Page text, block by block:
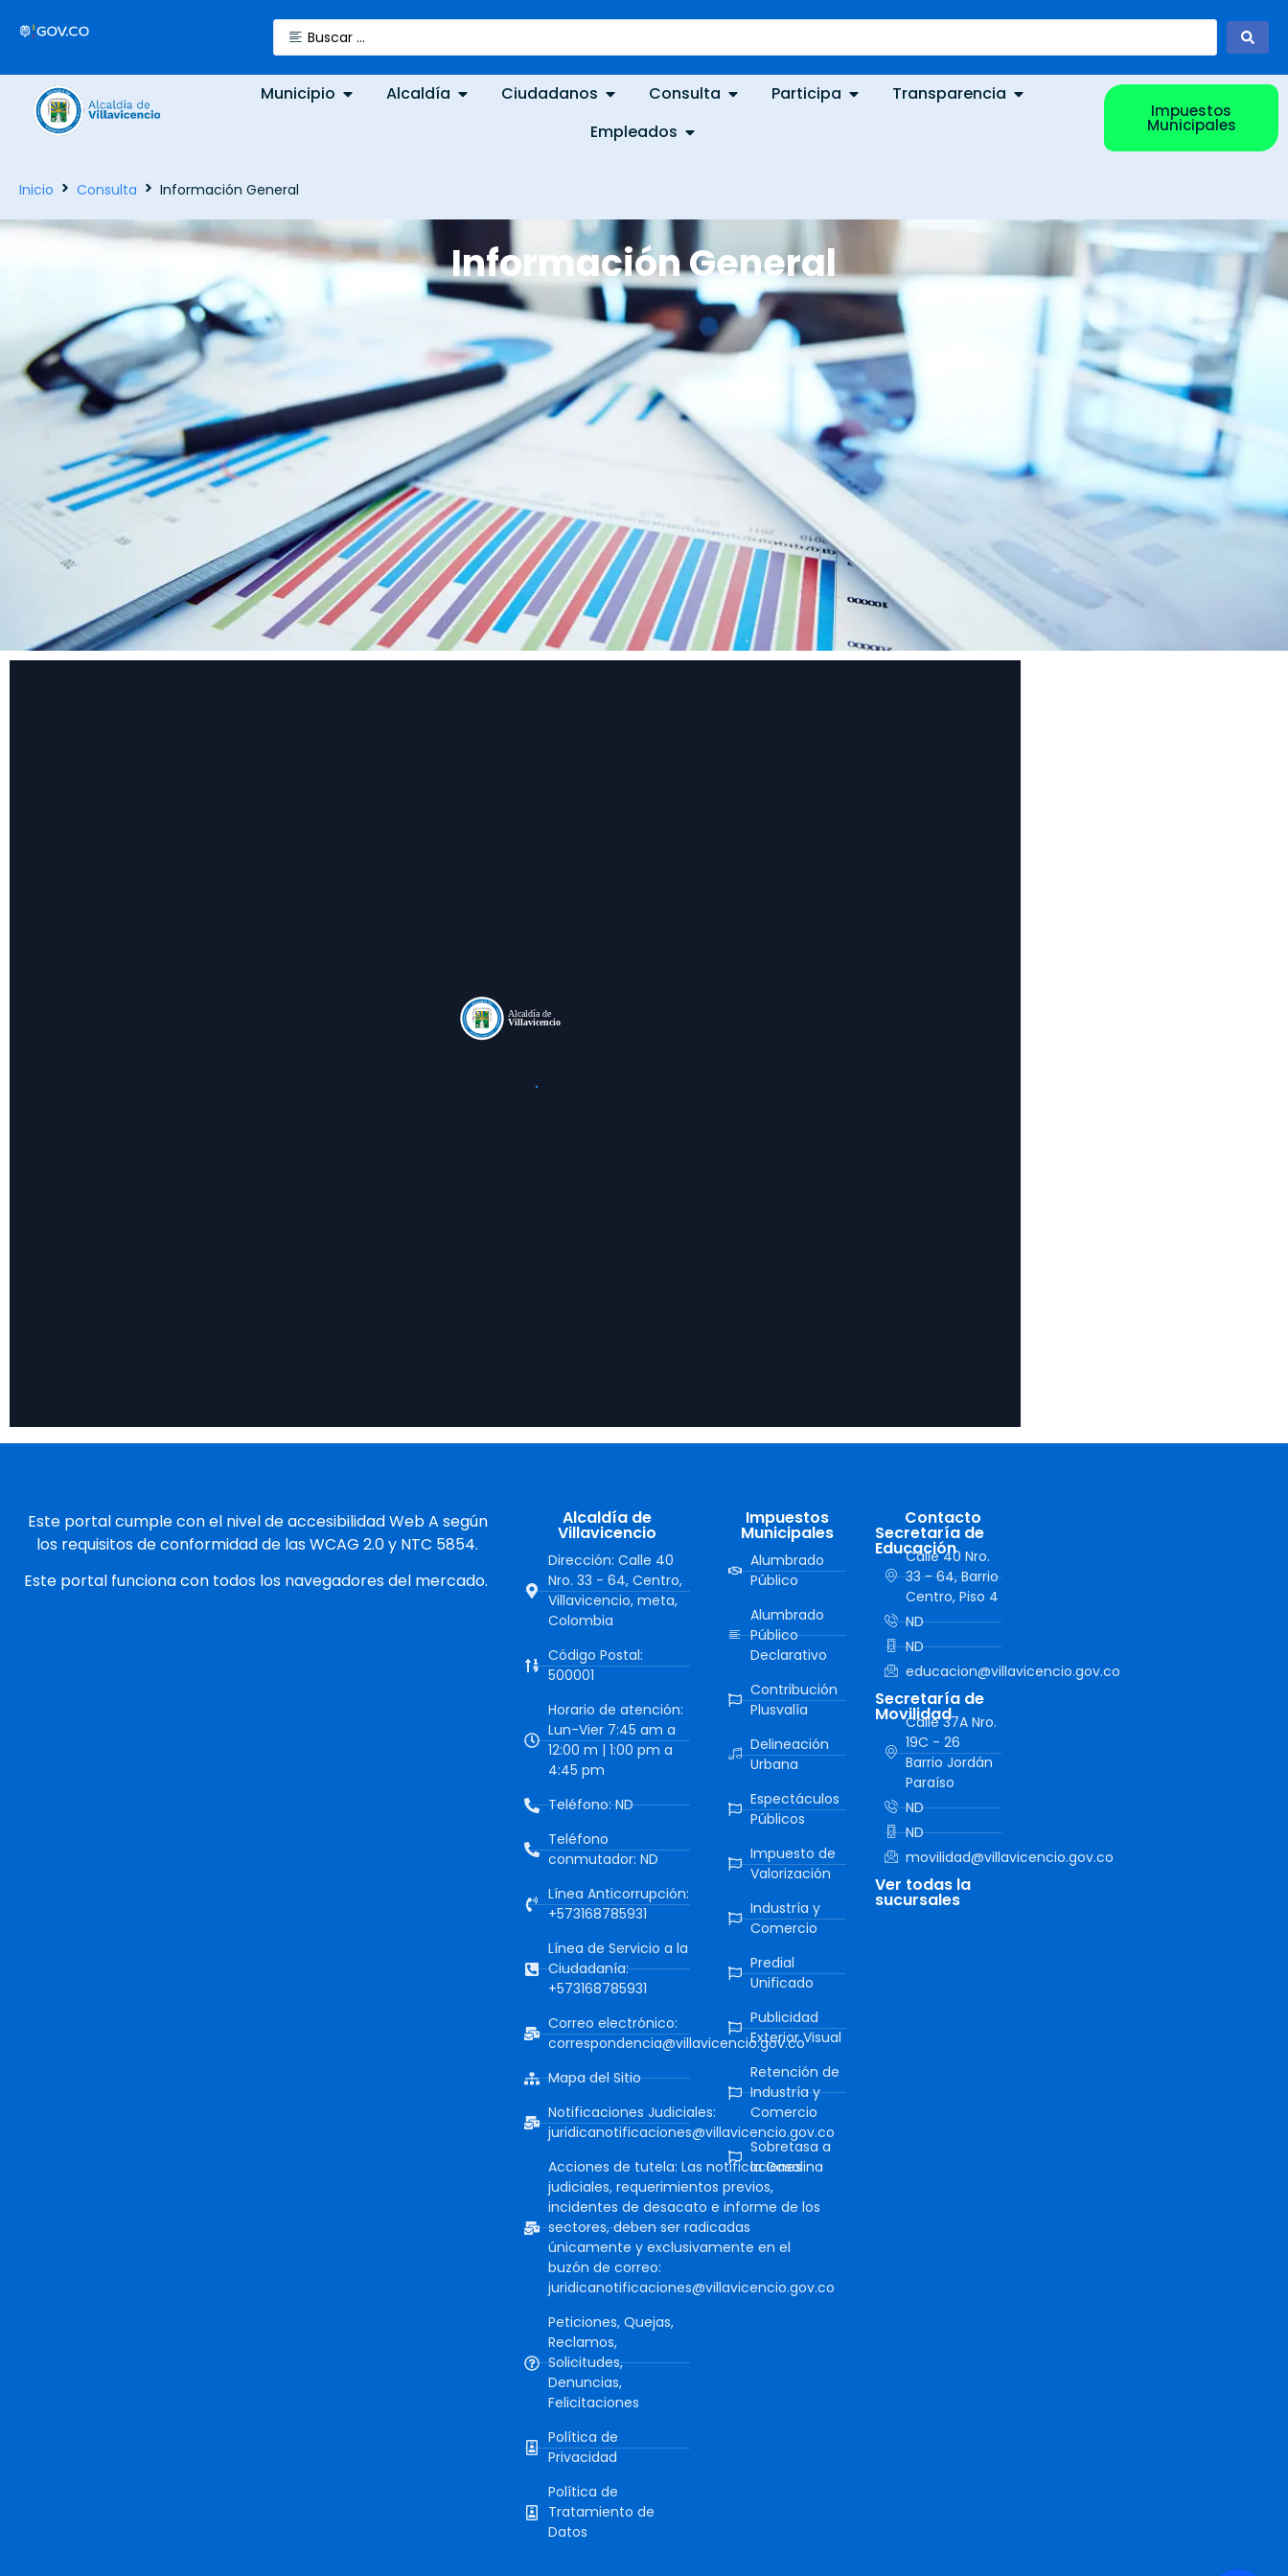
Municipio Alcaldía Ciudadanos Consulta Participa
Transparencia
Empleados
Impuestos
Municipales
Inicio Consulta Información General
Información General
Este portal cumple con el nivel de accesibilidad Web A según
los requisitos de conformidad de las WCAG 2.0 y NTC 5854.
Este portal funciona con todos los navegadores del mercado.
Alcaldía de
Villavicencio
Dirección: Calle 40
Nro. 33 - 64, Centro,
Villavicencio, meta,
Colombia
Código Postal:
500001
Horario de atención:
Lun-Vier 7:45 am a
12:00 m | 1:00 pm a
4:45 pm
Teléfono: ND
Teléfono
conmutador: ND
Línea Anticorrupción:
+573168785931
Línea de Servicio a la
Ciudadanía:
+573168785931
Correo electrónico:
correspondencia@villavicencio.gov.co
Mapa del Sitio
Notificaciones Judiciales:
juridicanotificaciones@villavicencio.gov.co
Acciones de tutela: Las notificaciones
judiciales, requerimientos previos,
incidentes de desacato e informe de los
sectores, deben ser radicadas
únicamente y exclusivamente en el
buzón de correo:
juridicanotificaciones@villavicencio.gov.co
Peticiones, Quejas,
Reclamos,
Solicitudes,
Denuncias,
Felicitaciones
Política de
Privacidad
Política de
Tratamiento de
Datos
Impuestos
Municipales
Alumbrado
Público
Alumbrado
Público
Declarativo
Contribución
Plusvalía
Delineación
Urbana
Espectáculos
Públicos
Impuesto de
Valorización
Industría y
Comercio
Predial
Unificado
Publicidad
Exterior Visual
Retención de
Industría y
Comercio
Sobretasa a
la Gasolina
Contacto
Secretaría de
Educación
Calle 40 Nro.
33 - 64, Barrio
Centro, Piso 4
ND
ND
educacion@villavicencio.gov.co
Secretaría de
Movilidad
Calle 37A Nro.
19C - 26
Barrio Jordán
Paraíso
ND
ND
movilidad@villavicencio.gov.co
Ver todas la
sucursales